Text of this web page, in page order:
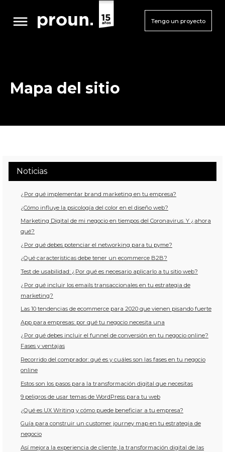
Tengo un proyecto
Mapa del sitio
Noticias
¿Por qué implementar brand marketing en tu empresa?
¿Cómo influye la psicología del color en el diseño web?
Marketing Digital de mi negocio en tiempos del Coronavirus. Y ¿ahora
qué?
¿Por qué debes potenciar el networking para tu pyme?
¿Qué características debe tener un ecommerce B2B?
Test de usabilidad: ¿Por qué es necesario aplicarlo a tu sitio web?
¿Por qué incluir los emails transaccionales en tu estrategia de
marketing?
Las 10 tendencias de ecommerce para 2020 que vienen pisando fuerte
App para empresas: por qué tu negocio necesita una
¿Por qué debes incluir el funnel de conversión en tu negocio online?
Fases y ventajas
Recorrido del comprador: qué es y cuáles son las fases en tu negocio
online
Estos son los pasos para la transformación digital que necesitas
9 peligros de usar temas de WordPress para tu web
¿Qué es UX Writing y cómo puede beneficiar a tu empresa?
Guía para construir un customer journey map en tu estrategia de
negocio
Así mejora la experiencia de cliente, la transformación digital de las